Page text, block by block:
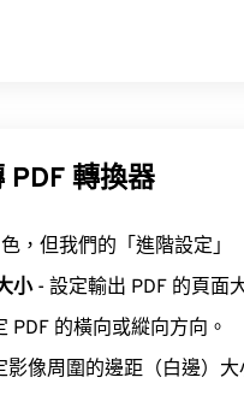
PDF 轉換器
，但我們的「進階設定」
小- 設定輸出 PDF 的頁面
PDF 的橫向或縱向方向。
像周圍的邊距（白邊）大